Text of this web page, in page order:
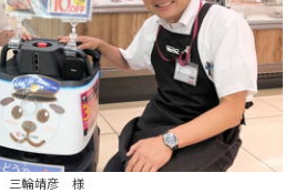
三輪靖彦 様